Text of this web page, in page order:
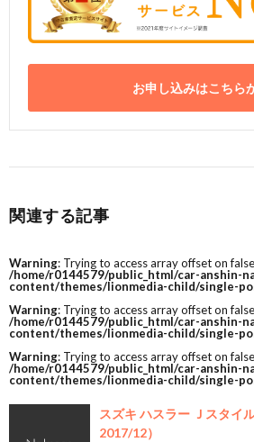
お申し込みはこちら
関連する記事
Warning: Trying to access array offset on
/home/r0144579/public_html/car-anshin-
content/themes/lionmedia-child/single-
Warning: Trying to access array offset on
/home/r0144579/public_html/car-anshin-
content/themes/lionmedia-child/single-
Warning: Trying to access array offset on
/home/r0144579/public_html/car-anshin-
content/themes/lionmedia-child/single-
スズキ ハスラー Ｊスタイ
2017/12）